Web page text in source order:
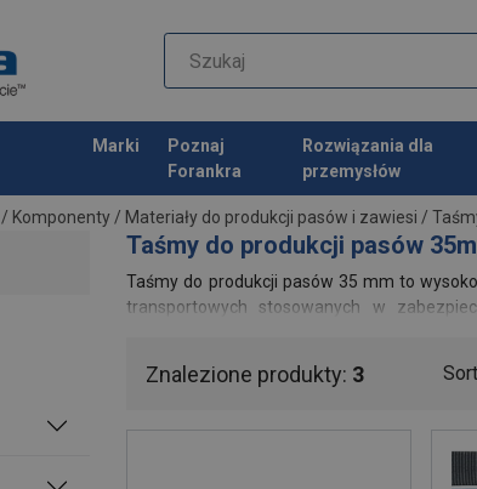
Marki
Poznaj
Forankra
Rozwiązania dla
przemysłów
/ Komponenty / Materiały do produkcji pasów i zawiesi /
Taśmy do produkcji pasów
Taśmy do produkcji pasów 35 mm to
transportowych stosowanych w
Znalezione produkty: 3